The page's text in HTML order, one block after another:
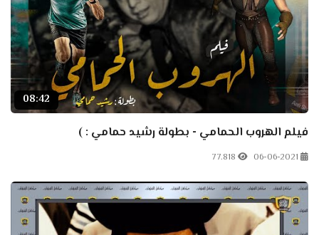
08:42
فيلم الهروب الحمامي - بطولة رشيد حمامي : )
06-06-2021
77.818